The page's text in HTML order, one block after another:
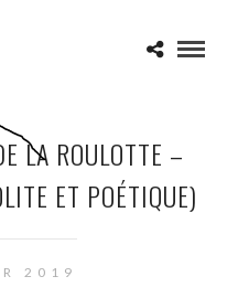
LA ROULOTTE –
ET POÉTIQUE)
2019